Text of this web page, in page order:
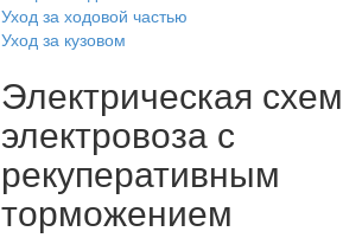
Уход за ходовой частью
Уход за кузовом
Электрическая
электровоза с
рекуперативным
торможением